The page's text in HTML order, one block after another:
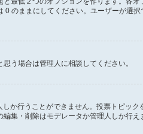
0 のままにしてください。ユーザーが選択
う場合は管理人に相談してください。
か行うことができません。投票トピック
集・削除はモデレータか管理人しか行え